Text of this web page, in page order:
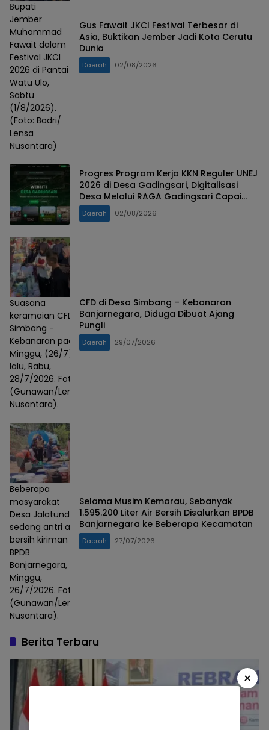
Bupati
Jember
Muhammad
Fawait dalam
Festival JKCI
2026 di Pantai
Watu Ulo,
Sabtu
(1/8/2026).
(Foto: Badri/
Lensa
Nusantara)
Gus Fawait JKCI Festival Terbesar di
Asia, Buktikan Jember Jadi Kota Cerutu
Dunia
Daerah 02/08/2026
Progres Program Kerja KKN Reguler UNEJ
2026 di Desa Gadingsari, Digitalisasi
Desa Melalui RAGA Gadingsari Capai
98% Penyelesaian
Daerah 02/08/2026
Suasana
keramaian CFD
Simbang -
Kebanaran pada
Minggu, (26/7)
lalu, Rabu,
28/7/2026. Foto :
(Gunawan/Lensa
Nusantara).
CFD di Desa Simbang – Kebanaran
Banjarnegara, Diduga Dibuat Ajang
Pungli
Daerah 29/07/2026
Beberapa
masyarakat
Desa Jalatunda
sedang antri air
bersih kiriman
BPDB
Banjarnegara,
Minggu,
26/7/2026. Foto :
(Gunawan/Lensa
Nusantara).
Selama Musim Kemarau, Sebanyak
1.595.200 Liter Air Bersih Disalurkan BPDB
Banjarnegara ke Beberapa Kecamatan
Daerah 27/07/2026
Berita Terbaru
×